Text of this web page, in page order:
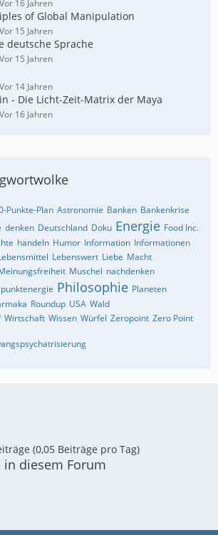
Vor 16 Jahren
of Global Manipulation
Vor 15 Jahren
deutsche Sprache
Vor 15 Jahren
Vor 14 Jahren
- Die Licht-Zeit-Matrix der Maya
Vor 16 Jahren
Punkte-Plan Astronomie Banken Bankenkrise
denken Deutschland Doku Energie Food Inc.
handeln Humor Information Informationen
Lebenswert Liebe Macht
Muschel nachdenken
Philosophie Planeten
Roundup USA Wald
Wirtschaft Wissen Würfel Zeropoint Zero Point
(0,05 Beiträge pro Tag)
diesem Forum